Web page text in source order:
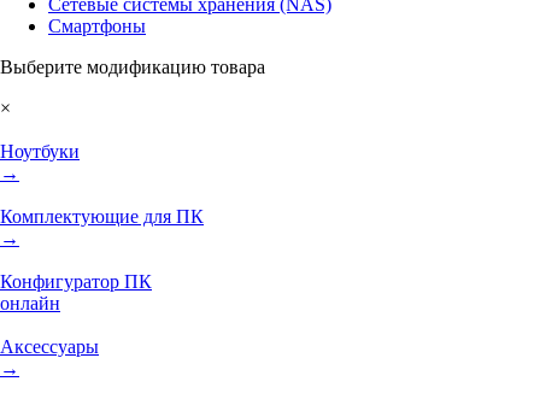
Сетевые системы хранения (NAS)
Смартфоны
Выберите модификацию товара
×
Ноутбуки
→
Комплектующие для ПК
→
Конфигуратор ПК
онлайн
Аксессуары
→